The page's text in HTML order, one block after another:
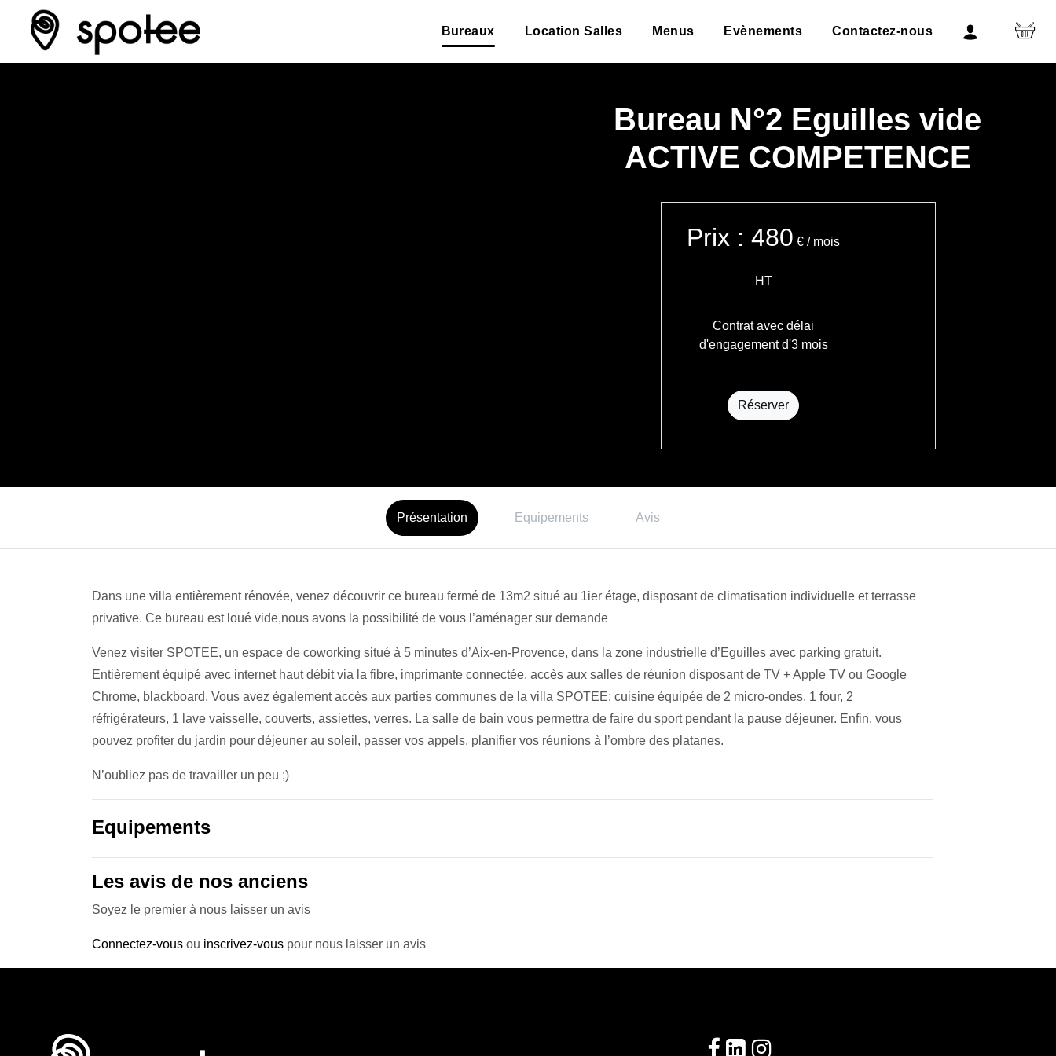
Bureaux Location Salles Menus Evènements Contactez-nous
Bureau N°2 Eguilles vide
ACTIVE COMPETENCE
Prix : 480 € / mois
HT
Contrat avec délai
d'engagement d'3 mois
Réserver
Présentation Equipements Avis
Dans une villa entièrement rénovée, venez découvrir ce bureau fermé de 13m2 situé au 1ier étage, disposant de climatisation individuelle et terrasse
privative. Ce bureau est loué vide,nous avons la possibilité de vous l’aménager sur demande
Venez visiter SPOTEE, un espace de coworking situé à 5 minutes d’Aix-en-Provence, dans la zone industrielle d’Eguilles avec parking gratuit.
Entièrement équipé avec internet haut débit via la fibre, imprimante connectée, accès aux salles de réunion disposant de TV + Apple TV ou Google
Chrome, blackboard. Vous avez également accès aux parties communes de la villa SPOTEE: cuisine équipée de 2 micro-ondes, 1 four, 2
réfrigérateurs, 1 lave vaisselle, couverts, assiettes, verres. La salle de bain vous permettra de faire du sport pendant la pause déjeuner. Enfin, vous
pouvez profiter du jardin pour déjeuner au soleil, passer vos appels, planifier vos réunions à l’ombre des platanes.
N’oubliez pas de travailler un peu ;)
Equipements
Les avis de nos anciens
Soyez le premier à nous laisser un avis
Connectez-vous ou inscrivez-vous pour nous laisser un avis